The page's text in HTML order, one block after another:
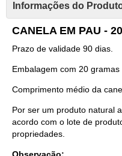
Informações do
CANELA EM PAU -
Prazo de validade 90 dias.
Embalagem com 20 gramas
Comprimento médio da
Por ser um produto natural
acordo com o lote de
propriedades.